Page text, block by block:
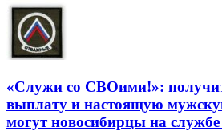
«Служи со СВОими!»:
выплату и настоящую
могут новосибирцы на